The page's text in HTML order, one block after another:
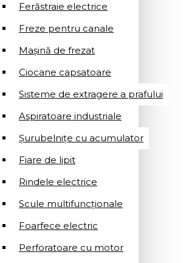
Ferăstraie electrice
Freze pentru canale
Mașină de frezat
Ciocane capsatoare
Sisteme de extragere a prafului
Aspiratoare industriale
Șurubelnițe cu acumulator
Fiare de lipit
Rindele electrice
Scule multifuncționale
Foarfece electric
Perforatoare cu motor